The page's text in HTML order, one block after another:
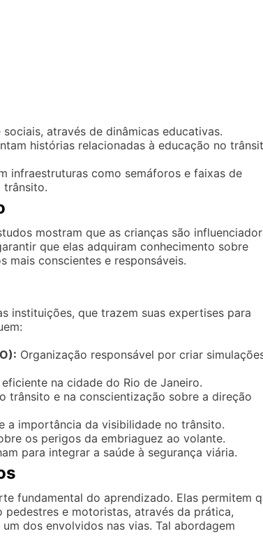
através de dinâmicas educativas.
histórias relacionadas à educação no
infraestruturas como semáforos e faixas de
trânsito.
mostram que as crianças são
que elas adquiram conhecimento sobre
mais conscientes e responsáveis.
instituições, que trazem suas expertises para
Organização responsável por criar
na cidade do Rio de Janeiro.
trânsito e na conscientização sobre a direção
a importância da visibilidade no trânsito.
os perigos da embriaguez ao volante.
para integrar a saúde à segurança viária.
fundamental do aprendizado. Elas permitem
e motoristas, através da prática,
dos envolvidos nas vias. Tal abordagem